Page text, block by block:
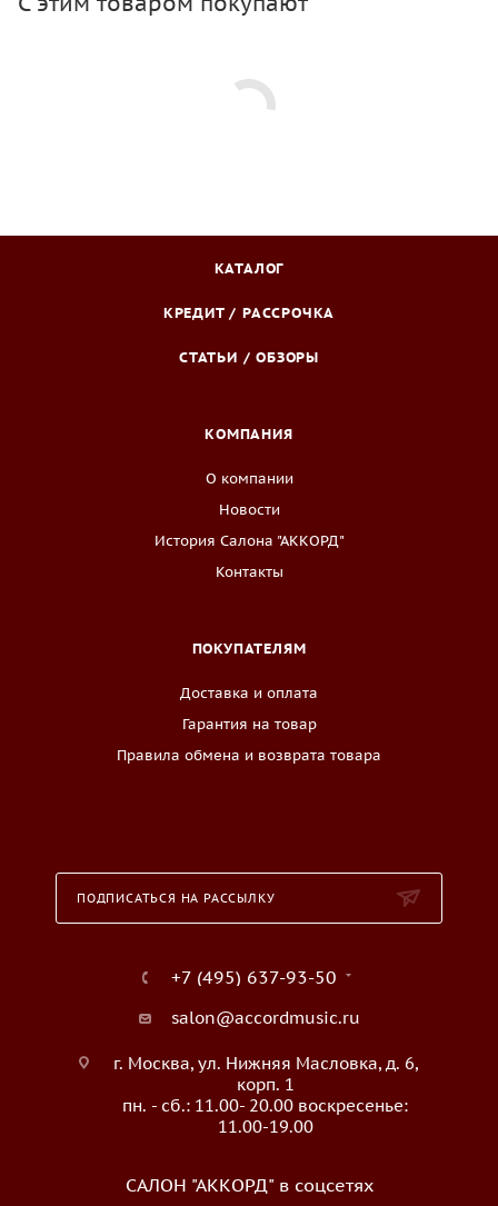
КАТАЛОГ
КРЕДИТ / РАССРОЧКА
СТАТЬИ / ОБЗОРЫ
КОМПАНИЯ
О компании
Новости
История Салона "АККОРД"
Контакты
ПОКУПАТЕЛЯМ
Доставка и оплата
Гарантия на товар
Правила обмена и возврата товара
ПОДПИСАТЬСЯ НА РАССЫЛКУ
+7 (495) 637-93-50
salon@accordmusic.ru
г. Москва, ул. Нижняя Масловка, д. 6,
корп. 1
пн. - сб.: 11.00- 20.00 воскресенье:
11.00-19.00
САЛОН "АККОРД" в соцсетях